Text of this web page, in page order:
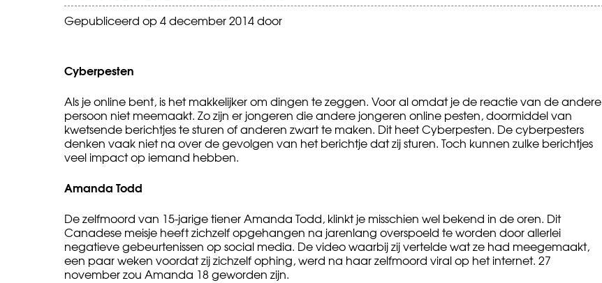
Gepubliceerd op4 december 2014door
Cyberpesten
Als je online bent, is het makkelijker om dingen te zeggen. Voor al omdat je de reactie van de andere
persoon niet meemaakt. Zo zijn er jongeren die andere jongeren online pesten, doormiddel van
kwetsende berichtjes te sturen of anderen zwart te maken. Dit heet Cyberpesten. De cyberpesters
denken vaak niet na over de gevolgen van het berichtje dat zij sturen. Toch kunnen zulke berichtjes
veel impact op iemand hebben.
Amanda Todd
De zelfmoord van 15-jarige tiener Amanda Todd, klinkt je misschien wel bekend in de oren. Dit
Canadese meisje heeft zichzelf opgehangen na jarenlang overspoeld te worden door allerlei
negatieve gebeurtenissen op social media. De video waarbij zij vertelde wat ze had meegemaakt,
een paar weken voordat zij zichzelf ophing, werd na haar zelfmoord viral op het internet. 27
november zou Amanda 18 geworden zijn.